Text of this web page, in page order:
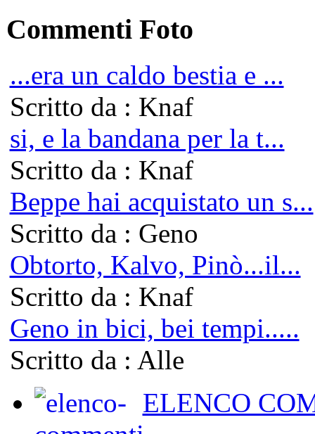
Commenti Foto
...era un caldo bestia e ...
Scritto da : Knaf
si, e la bandana per la t...
Scritto da : Knaf
Beppe hai acquistato un s...
Scritto da : Geno
Obtorto, Kalvo, Pinò...il...
Scritto da : Knaf
Geno in bici, bei tempi.....
Scritto da : Alle
ELENCO